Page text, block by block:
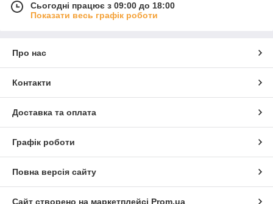
Сьогодні працює з 09:00 до 18:00
Показати весь графік роботи
Про нас
Контакти
Доставка та оплата
Графік роботи
Повна версія сайту
Сайт створено на маркетплейсі Prom.ua